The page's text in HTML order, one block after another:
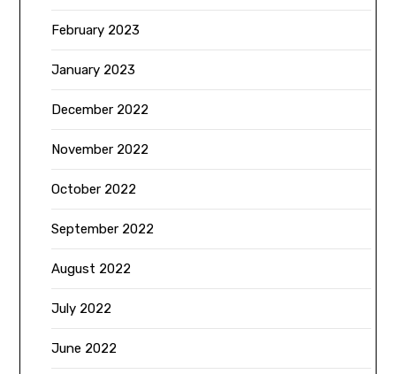
February 2023
January 2023
December 2022
November 2022
October 2022
September 2022
August 2022
July 2022
June 2022